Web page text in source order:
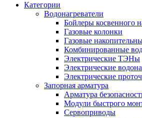
Категории
Водонагреватели
Бойлеры косвенного
Газовые колонки
Газовые
Комбинированные
Электрические ТЭНы
Электрические
Электрические
Запорная арматура
Арматура
Модули быстрого
Сервоприводы